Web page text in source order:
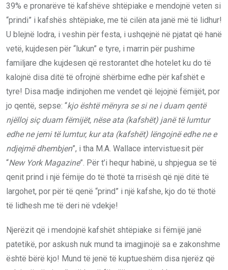
39% e pronarëve të kafshëve shtëpiake e mendojnë veten si
“prindi” i kafshës shtëpiake, me të cilën ata janë më të lidhur!
U blejnë lodra, i veshin për festa, i ushqejnë në pjatat që hanë
vetë, kujdesen për “lukun” e tyre, i marrin për pushime
familjare dhe kujdesen që restorantet dhe hotelet ku do të
kalojnë disa ditë të ofrojnë shërbime edhe për kafshët e
tyre! Disa madje indinjohen me vendet që lejojnë fëmijët, por
jo qentë, sepse: “kjo është mënyra se si ne i duam qentë
njëlloj siç duam fëmijët, nëse ata (kafshët) janë të lumtur
edhe ne jemi të lumtur, kur ata (kafshët) lëngojnë edhe ne e
ndjejmë dhembjen”, i tha M.A. Wallace intervistuesit për
“New York Magazine”. Për t’i hequr habinë, u shpjegua se të
qenit prind i një fëmije do të thotë ta rrisësh që një ditë të
largohet, por për të qenë “prind” i një kafshe, kjo do të thotë
të lidhesh me të deri në vdekje!
Njerëzit që i mendojnë kafshët shtëpiake si fëmijë janë
patetikë, por askush nuk mund ta imagjinojë sa e zakonshme
është bërë kjo! Mund të jenë të kuptueshëm disa njerëz që